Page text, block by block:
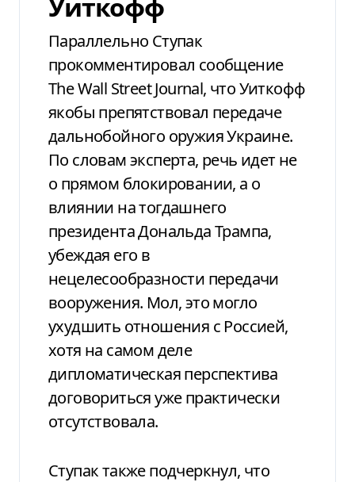
Параллельно Ступак
прокомментировал сообщение
The Wall Street Journal, что Уиткофф
якобы препятствовал передаче
дальнобойного оружия Украине.
По словам эксперта, речь идет не
о прямом блокировании, а о
влиянии на тогдашнего
президента Дональда Трампа,
убеждая его в
нецелесообразности передачи
вооружения. Мол, это могло
ухудшить отношения с Россией,
хотя на самом деле
дипломатическая перспектива
договориться уже практически
отсутствовала.
Ступак также подчеркнул, что